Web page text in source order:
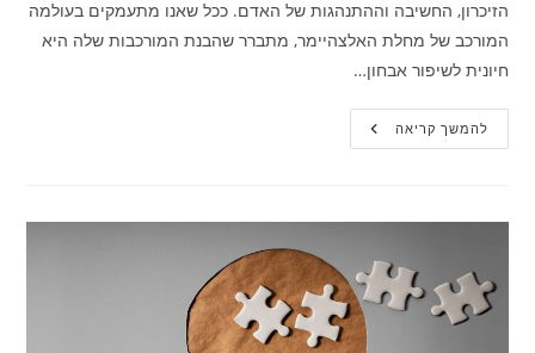
הזיכרון, החשיבה וההתנהגות של האדם. ככל שאנו מתעמקים בעולמה
המורכב של מחלת האלצהיימר, מתברר שהבנת המורכבות שלה היא
חיונית לשיפור אבחון…
להמשך קריאהסקירה
על
וגורמי
שלה